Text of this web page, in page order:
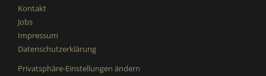
Kontakt
Jobs
Impressum
Datenschutzerklärung
Privatsphäre-Einstellungen ändern